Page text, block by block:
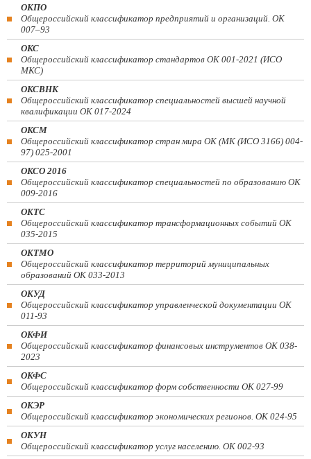
ОКПО
Общероссийский классификатор предприятий и организаций. ОК
007–93
ОКС
Общероссийский классификатор стандартов ОК 001-2021 (ИСО
МКС)
ОКСВНК
Общероссийский классификатор специальностей высшей научной
квалификации ОК 017-2024
ОКСМ
Общероссийский классификатор стран мира ОК (МК (ИСО 3166) 004-
97) 025-2001
ОКСО 2016
Общероссийский классификатор специальностей по образованию ОК
009-2016
ОКТС
Общероссийский классификатор трансформационных событий ОК
035-2015
ОКТМО
Общероссийский классификатор территорий муниципальных
образований ОК 033-2013
ОКУД
Общероссийский классификатор управленческой документации ОК
011-93
ОКФИ
Общероссийский классификатор финансовых инструментов OK 038-
2023
ОКФС
Общероссийский классификатор форм собственности ОК 027-99
ОКЭР
Общероссийский классификатор экономических регионов. ОК 024-95
ОКУН
Общероссийский классификатор услуг населению. ОК 002-93